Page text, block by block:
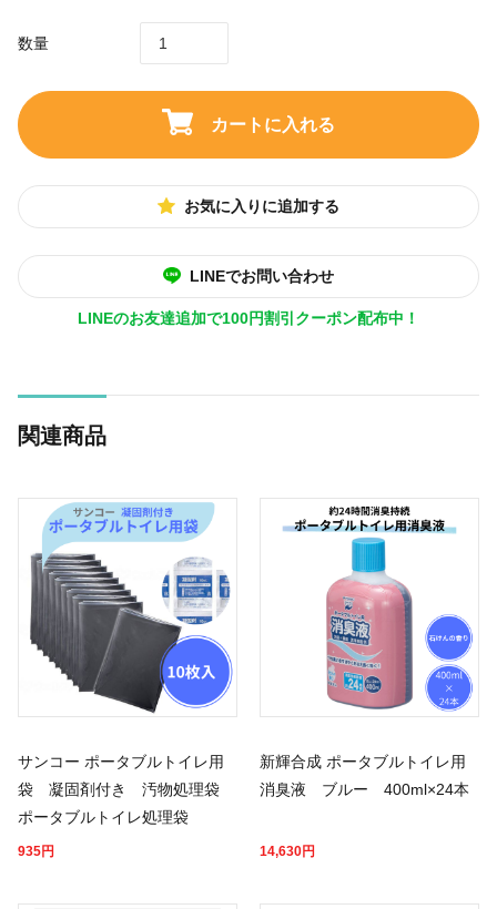
数量
カートに入れる
お気に入りに追加する
LINEでお問い合わせ
LINEのお友達追加で100円割引クーポン配布中！
関連商品
サンコー ポータブルトイレ用
袋 凝固剤付き 汚物処理袋
ポータブルトイレ処理袋
935円
新輝合成 ポータブルトイレ用
消臭液 ブルー 400ml×24本
14,630円